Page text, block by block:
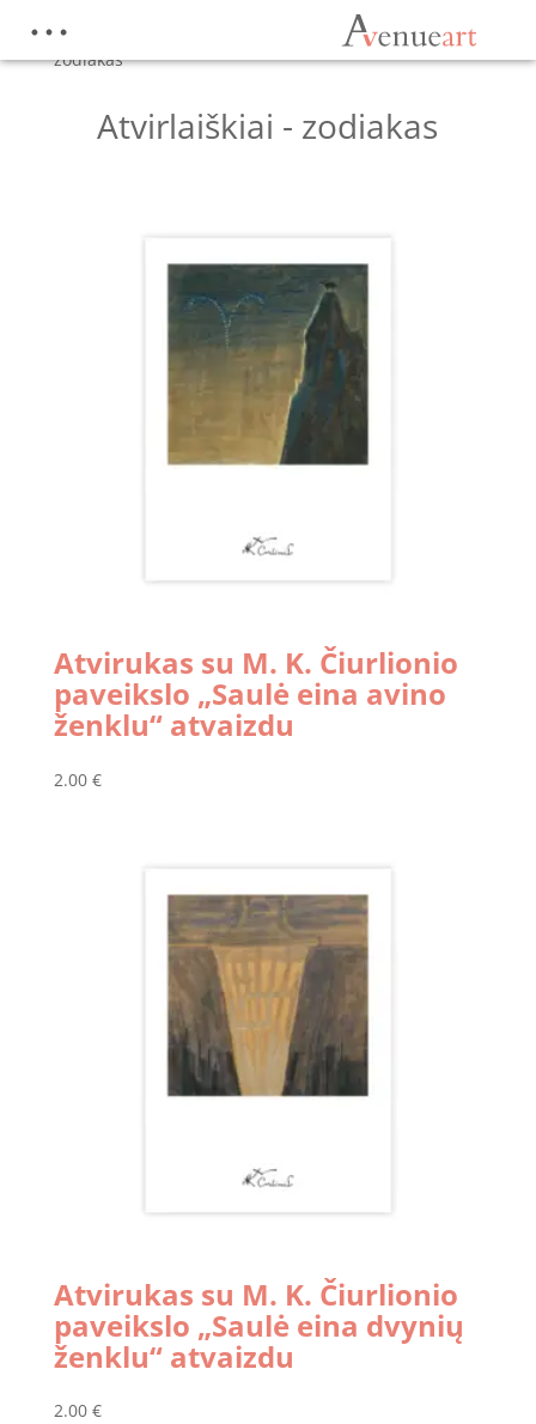
Pradžia
Atvirlaiškiai -
zodiakas
Atvirlaiškiai - zodiakas
Atvirukas su M. K. Čiurlionio
paveikslo „Saulė eina avino
ženklu“ atvaizdu
2.00 €
Atvirukas su M. K. Čiurlionio
paveikslo „Saulė eina dvynių
ženklu“ atvaizdu
2.00 €